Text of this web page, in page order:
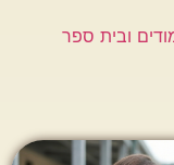
ובית ספר